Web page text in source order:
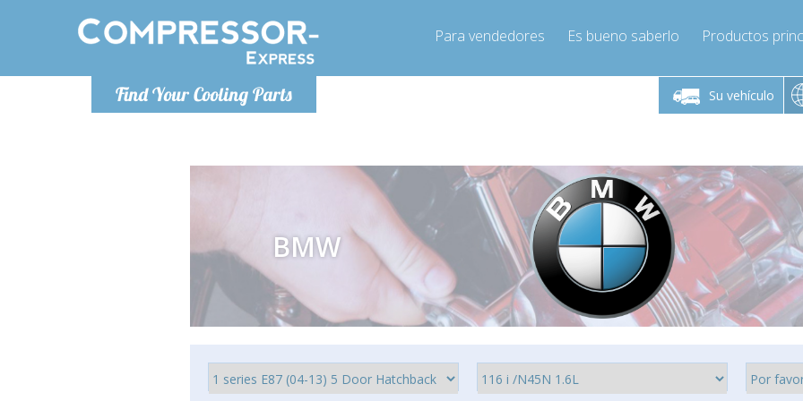
Find Your Cooling Parts
Para vendedores Es bueno saberlo Productos
Su vehículo
De lunes a viernes de 9:00 a
16:00
Info@compressor-express.es
De lunes a viernes de 9:00 a De lunes a viernes de 9:00 a
16:00
Info@compressor-express.es
De lunes a
BMW